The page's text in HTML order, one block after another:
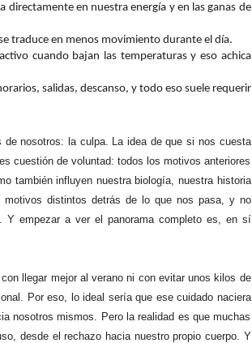
directamente en nuestra energía y en las ganas de
traduce en menos movimiento durante el día.
cuando bajan las temperaturas y eso achica
salidas, descanso, y todo eso suele requerir
nosotros: la culpa. La idea de que si nos cuesta
cuestión de voluntad: todos los motivos anteriores
también influyen nuestra biología, nuestra historia
distintos detrás de lo que nos pasa, y no
Y empezar a ver el panorama completo es, en sí
llegar mejor al verano ni con evitar unos kilos de
Por eso, lo ideal sería que ese cuidado naciera
nosotros mismos. Pero la realidad es que muchas
desde el rechazo hacia nuestro propio cuerpo. Y